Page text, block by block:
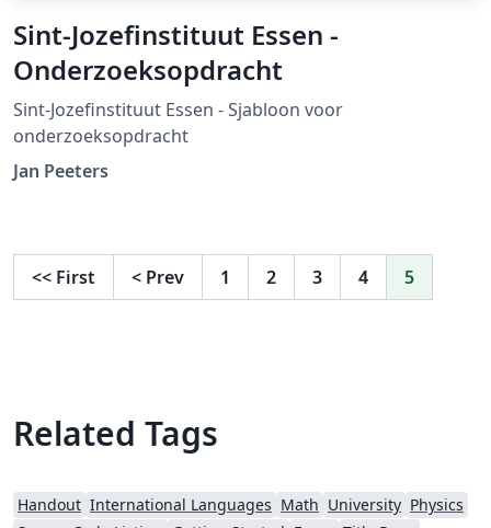
Sint-Jozefinstituut Essen -
Onderzoeksopdracht
Sint-Jozefinstituut Essen - Sjabloon voor
onderzoeksopdracht
Jan Peeters
<< First < Prev 1 2 3 4 5
Related Tags
Handout International Languages Math University Physics